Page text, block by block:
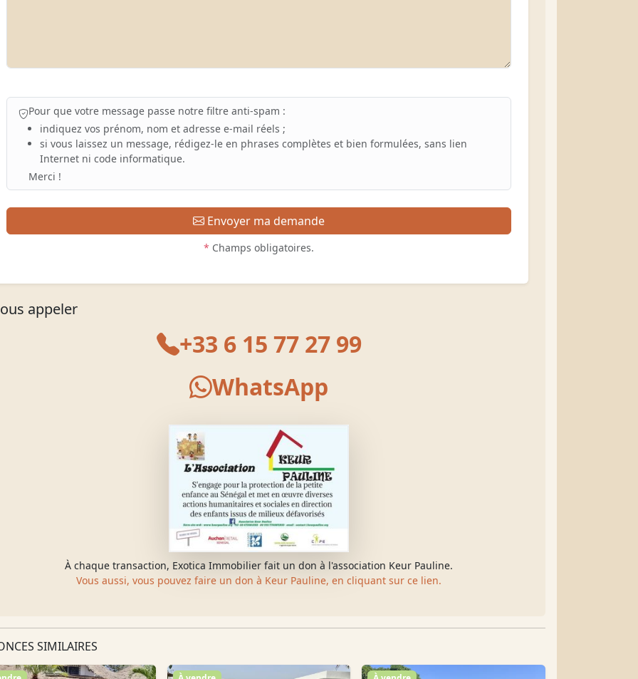
Pour que votre message passe notre filtre anti-spam :
indiquez vos prénom, nom et adresse e-mail réels ;
si vous laissez un message, rédigez-le en phrases complètes et bien formulées, sans lien
Internet ni code informatique.
Merci !
Envoyer ma demande
* Champs obligatoires.
appeler
+33 6 15 77 27 99
WhatsApp
À chaque transaction, Exotica Immobilier fait un don à l'association Keur Pauline.
Vous aussi, vous pouvez faire un don à Keur Pauline, en cliquant sur ce lien.
SIMILAIRES